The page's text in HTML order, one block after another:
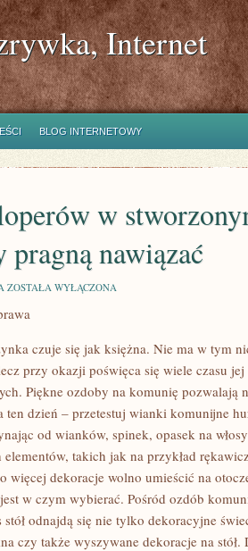
Internet
BLOG INTERNETOWY
w
nawiązać
WIELU
W
NAS
KRAJU,
KTÓRZY
PRAGNĄ
NAWIĄZAĆ
ZOSTAŁA WYŁĄCZONA
czuje się jak księżna. Nie ma w tym
przy okazji poświęca się wiele czasu
Piękne ozdoby na komunię pozwalają
ten dzień – przetestuj wianki komunijne
od wianków, spinek, opasek na
takich jak na przykład
więcej dekoracje wolno umieścić na
w czym wybierać. Pośród ozdób
stół odnajdą się nie tylko dekoracyjne
czy także wyszywane dekoracje na